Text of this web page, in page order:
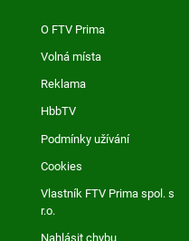
O FTV Prima
Volná místa
Reklama
HbbTV
Podmínky užívání
Cookies
Vlastník FTV Prima spol. s
r.o.
Nahlásit chybu